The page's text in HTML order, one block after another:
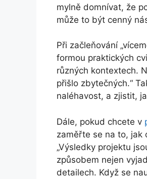
mylně domnívat, že
může to být cenný
Při začleňování
formou praktických
různých kontextech.
přišlo zbytečných.“
naléhavost, a zjistit,
Dále, pokud chcete v
zaměřte se na to, jak
„Výsledky projektu
způsobem nejen
detailech. Když se